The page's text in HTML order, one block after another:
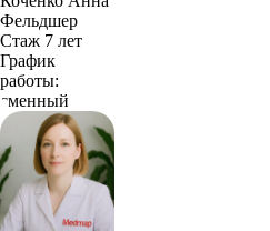
Фельдшер
Стаж 7 лет
График
работы:
сменный